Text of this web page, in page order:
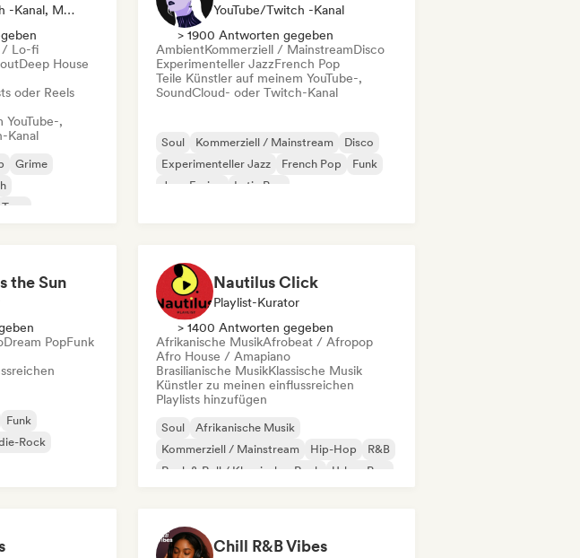
YouTube/Twitch -Kanal, Media Outlet/Journalist, Social Media Influencer
/ Lo-fi
Deep House
oder Reels
YouTube-,
Kanal
Grime
Trap
YouTube/Twitch -Kanal
> 1900 Antworten gegeben
AmbientKommerziell / MainstreamDisco
Experimenteller JazzFrench Pop
Teile Künstler auf meinem YouTube-,
SoundCloud- oder Twitch-Kanal
Soul Kommerziell / Mainstream
Disco
Experimenteller Jazz
French Pop
Funk
Jazz-Fusion
Latin Pop
the Sun
Dream PopFunk
Funk
Rock
Nautilus Click
Playlist-Kurator
> 1400 Antworten gegeben
Afrikanische MusikAfrobeat / Afropop
Afro House / Amapiano
Brasilianische MusikKlassische Musik
Künstler zu meinen einflussreichen
Playlists hinzufügen
Soul
Afrikanische Musik
Kommerziell / Mainstream
Hip-Hop
R&B
Rock & Roll / Klassischer Rock
Urban Pop
Chill R&B Vibes